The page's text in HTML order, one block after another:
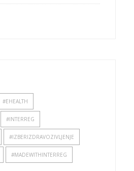
#EHEALTH
#INTERREG
#IZBERIZDRAVOZIVLJENJE
#MADEWITHINTERREG